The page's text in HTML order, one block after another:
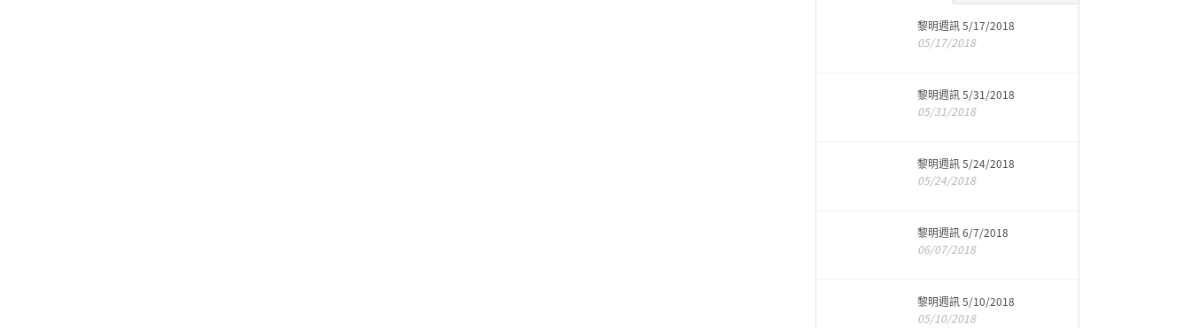
黎明週訊 5/17/2018
05/17/2018
黎明週訊 5/31/2018
05/31/2018
黎明週訊 5/24/2018
05/24/2018
黎明週訊 6/7/2018
06/07/2018
黎明週訊 5/10/2018
05/10/2018